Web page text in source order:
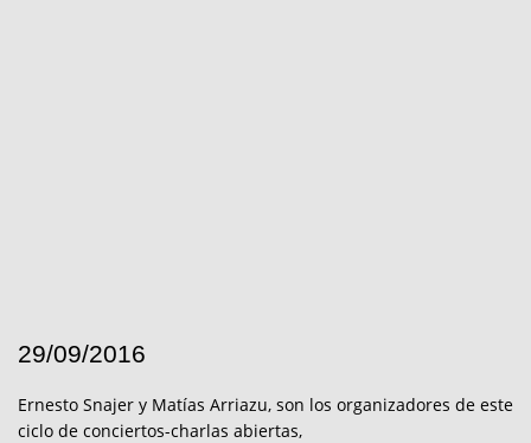
29/09/2016
Ernesto Snajer y Matías Arriazu, son los organizadores de este
ciclo de conciertos-charlas abiertas,